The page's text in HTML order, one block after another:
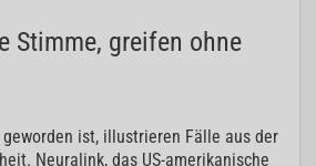
Stimme, greifen ohne
ist, illustrieren Fälle aus der
Neuralink, das US-amerikanische